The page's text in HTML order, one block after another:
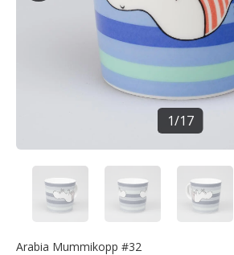
1/17
Arabia Mummikopp #32